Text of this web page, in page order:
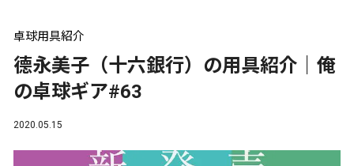
卓球用具紹介
德永美子（十六銀行）の用具紹介｜俺
の卓球ギア#63
2020.05.15